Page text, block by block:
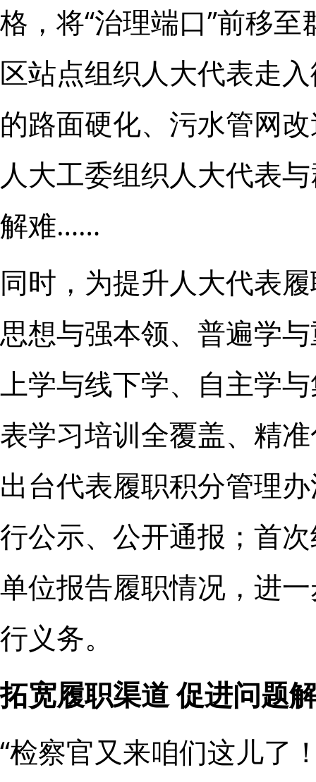
格，将“治理端口”前移
区站点组织人大代表走
的路面硬化、污水管网
人大工委组织人大代表
解难……
同时，为提升人大代表
思想与强本领、普遍学
上学与线下学、自主学
表学习培训全覆盖、精
出台代表履职积分管理
行公示、公开通报；首
单位报告履职情况，进
行义务。
拓宽履职渠道 促进问题
“检察官又来咱们这儿了